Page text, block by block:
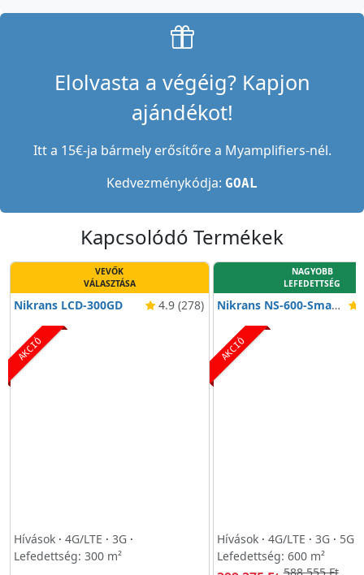
Elolvasta a végéig? Kapjon
ajándékot!
Itt a 15€-ja bármely erősítőre a Myamplifiers-nél.
Kedvezménykódja: GOAL
Kapcsolódó Termékek
VEVŐK
VÁLASZTÁSA
Nikrans LCD-300GD 4.9 (278)
AKCIÓ
Hívások · 4G/LTE · 3G ·
Lefedettség: 300 m²
NAGYOBB
LEFEDETTSÉG
Nikrans NS-600-Smart
AKCIÓ
Hívások · 4G/LTE · 3G · 5G
Lefedettség: 600 m²